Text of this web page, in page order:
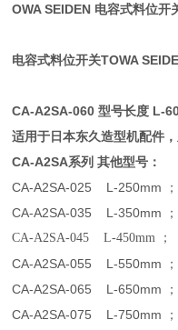
OWA SEIDEN 电容式料位开
电容式料位开关TOWA
CA-A2SA-060型号长度 L-
适用于日本东久造型机配件，
CA-A2SA系列 其他型号：
CA-A2SA-025 L-250mm
CA-A2SA-035 L-350mm
CA-A2SA-045 L-450mm
CA-A2SA-055 L-550mm
CA-A2SA-065 L-650mm
CA-A2SA-075 L-750mm